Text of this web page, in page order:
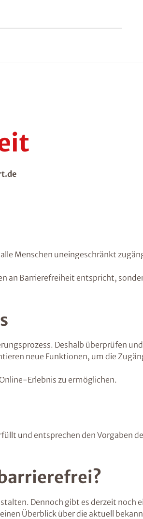
Menschen uneingeschränkt
an Barrierefreiheit entspricht,
Deshalb überprüfen
neue Funktionen, um die
Erlebnis zu ermöglichen.
und entsprechen den Vorgaben
Dennoch gibt es derzeit noch
Überblick über die aktuell